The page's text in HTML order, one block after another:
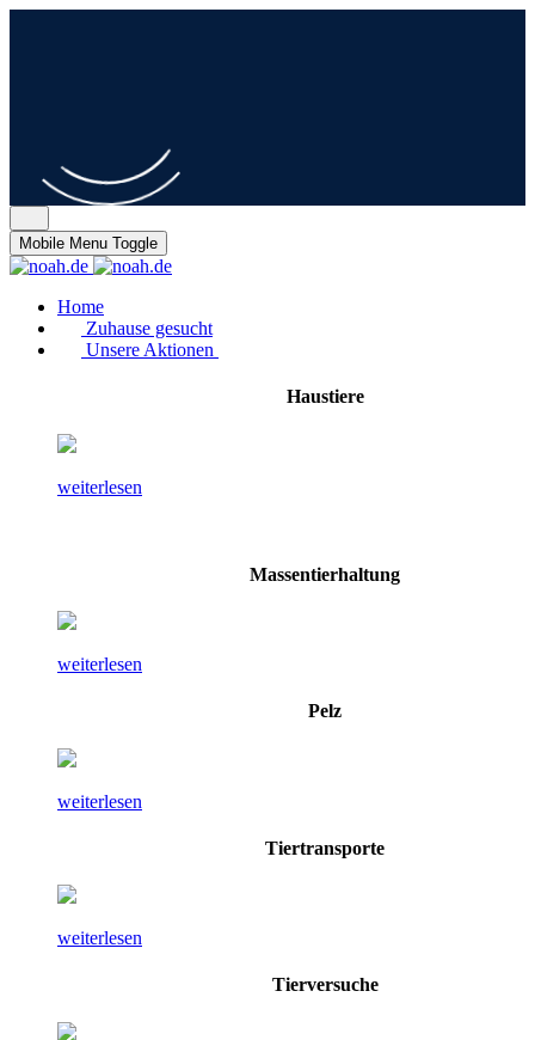
Mobile Menu Toggle
Home
Zuhause gesucht
Unsere Aktionen
Haustiere
weiterlesen
Massentierhaltung
weiterlesen
Pelz
weiterlesen
Tiertransporte
weiterlesen
Tierversuche